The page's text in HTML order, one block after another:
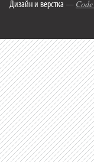
Дизайн и верстка —